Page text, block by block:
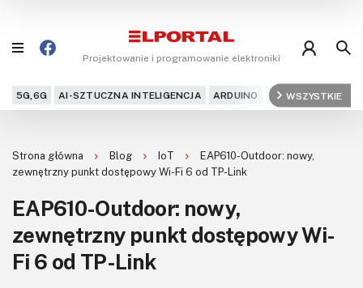
Projektowanie i programowanie elektroniki
5G,6G AI-SZTUCZNA INTELIGENCJA ARDUINO ARM AUDIO
WSZYSTKIE
Projekty
Kursy
DIY+
Strona główna Blog IoT
EAP610-Outdoor: nowy,
zewnętrzny punkt dostępowy Wi-Fi 6 od TP-Link
EAP610-Outdoor: nowy,
zewnętrzny punkt dostępowy Wi-
Fi 6 od TP-Link